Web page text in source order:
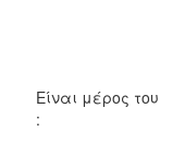
Είναι μέρος του
: